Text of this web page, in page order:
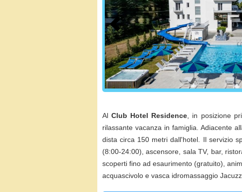
Al Club Hotel Residence , in posizione
rilassante vacanza in famiglia. Adiacente
dista circa 150 metri dall'hotel. Il servizio
(8:00-24:00), ascensore, sala TV, bar,
scoperti fino ad esaurimento (gratuito),
acquascivolo e vasca idromassaggio